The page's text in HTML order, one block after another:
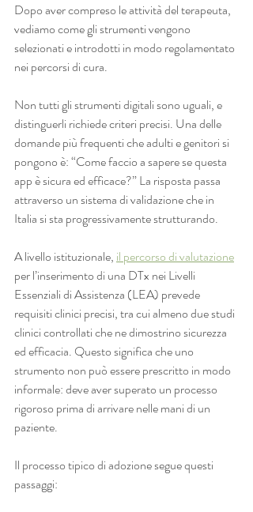
Dopo aver compreso le attività del terapeuta,
vediamo come gli strumenti vengono
selezionati e introdotti in modo regolamentato
nei percorsi di cura.
Non tutti gli strumenti digitali sono uguali, e
distinguerli richiede criteri precisi. Una delle
domande più frequenti che adulti e genitori si
pongono è: “Come faccio a sapere se questa
app è sicura ed efficace?” La risposta passa
attraverso un sistema di validazione che in
Italia si sta progressivamente strutturando.
A livello istituzionale, il percorso di valutazione
per l’inserimento di una DTx nei Livelli
Essenziali di Assistenza (LEA) prevede
requisiti clinici precisi, tra cui almeno due studi
clinici controllati che ne dimostrino sicurezza
ed efficacia. Questo significa che uno
strumento non può essere prescritto in modo
informale: deve aver superato un processo
rigoroso prima di arrivare nelle mani di un
paziente.
Il processo tipico di adozione segue questi
passaggi: